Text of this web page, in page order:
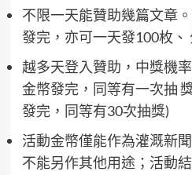
不限一天能贊助幾篇文章
發完，亦可一天發100枚、
越多天登入贊助，中獎機
金幣發完，同等有一次抽
發完，同等有30次抽獎)
活動金幣僅能作為灌溉新
不能另作其他用途；活動